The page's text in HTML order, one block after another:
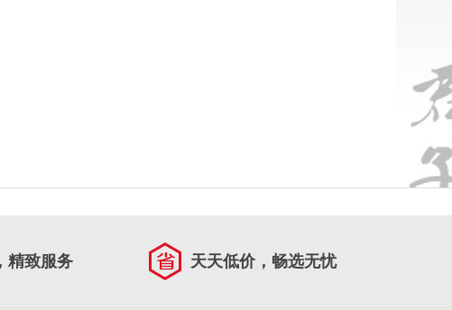
精致服务 天天低价，畅选无忧